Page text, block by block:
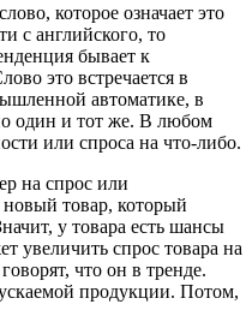
которое означает это
с английского, то
бывает к
это встречается в
автоматике, в
один и тот же. В любом
или спроса на что-либо.
на спрос или
новый товар, который
у товара есть шансы
увеличить спрос товара на
что он в тренде.
продукции. Потом,